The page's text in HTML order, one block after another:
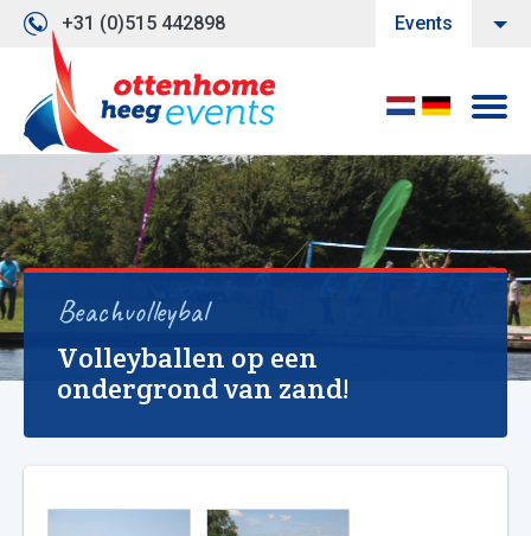
+31 (0)515 442898 Events
Beachvolleybal
Volleyballen op een
ondergrond van zand!